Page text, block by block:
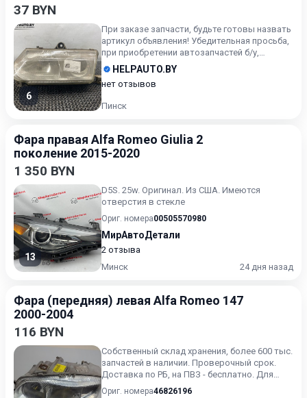
37 BYN
6
При заказе запчасти, будьте готовы назвать
артикул объявления! Убедительная просьба,
при приобретении автозапчастей б/у,
внимательно подходи...
HELPAUTO.BY
нет отзывов
Пинск
Фара правая Alfa Romeo Giulia 2
поколение 2015-2020
1 350 BYN
13
D5S. 25w. Оригинал. Из США. Имеются
отверстия в стекле
Ориг. номера00505570980
МирАвтоДетали
2 отзыва
Минск
24 дня назад
Фара (передняя) левая Alfa Romeo 147
2000-2004
116 BYN
Собственный склад хранения, более 600 тыс.
запчастей в наличии. Проверочный срок.
Доставка по РБ, на ПВЗ - бесплатно. Для
получения актуальн...
Ориг. номера46826196